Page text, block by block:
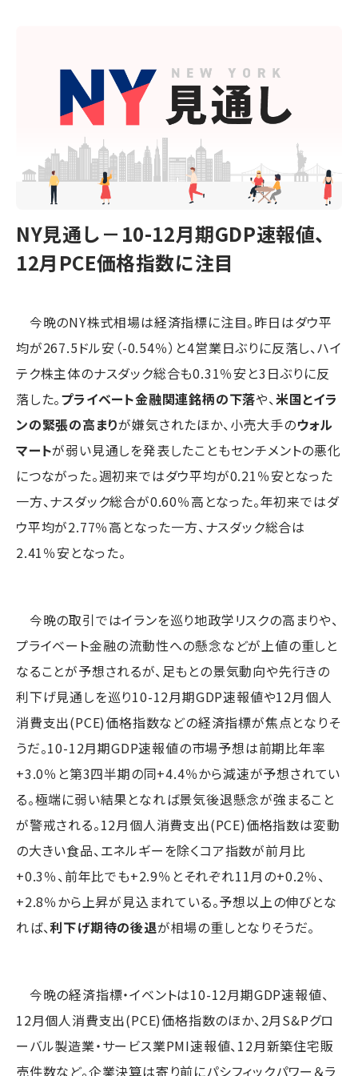
NY見通し－10-12月期GDP速報値、
12月PCE価格指数に注目
今晩のNY株式相場は経済指標に注目。昨日はダウ平
均が267.5ドル安（-0.54％）と4営業日ぶりに反落し、ハイ
テク株主体のナスダック総合も0.31％安と3日ぶりに反
落した。プライベート金融関連銘柄の下落や、米国とイラ
ンの緊張の高まりが嫌気されたほか、小売大手のウォル
マートが弱い見通しを発表したこともセンチメントの悪化
につながった。週初来ではダウ平均が0.21％安となった
一方、ナスダック総合が0.60％高となった。年初来ではダ
ウ平均が2.77％高となった一方、ナスダック総合は
2.41％安となった。
今晩の取引ではイランを巡り地政学リスクの高まりや、
プライベート金融の流動性への懸念などが上値の重しと
なることが予想されるが、足もとの景気動向や先行きの
利下げ見通しを巡り10-12月期GDP速報値や12月個人
消費支出(PCE)価格指数などの経済指標が焦点となりそ
うだ。10-12月期GDP速報値の市場予想は前期比年率
+3.0％と第3四半期の同+4.4％から減速が予想されてい
る。極端に弱い結果となれば景気後退懸念が強まること
が警戒される。12月個人消費支出(PCE)価格指数は変動
の大きい食品、エネルギーを除くコア指数が前月比
+0.3％、前年比でも+2.9％とそれぞれ11月の+0.2％、
+2.8％から上昇が見込まれている。予想以上の伸びとな
れば、利下げ期待の後退が相場の重しとなりそうだ。
今晩の経済指標・イベントは10-12月期GDP速報値、
12月個人消費支出(PCE)価格指数のほか、2月S&Pグロ
ーバル製造業・サービス業PMI速報値、12月新築住宅販
売件数など。企業決算は寄り前にパシフィックパワー＆ラ